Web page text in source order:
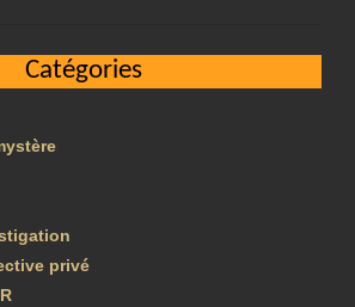
Catégories
privé